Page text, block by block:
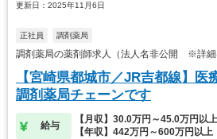
更新日：2025年11月6日
正社員 調剤薬局
調剤薬局の薬剤師求人（法人名非公開 ※詳細
【宮崎県都城市／JR吉都線】医
調剤薬局チェーンです
給与
【月収】30.0万円～45.0万円以上
【年収】442万円～600万円以上